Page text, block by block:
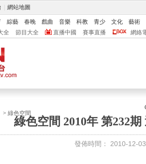
網站地圖
綜藝 春晚 戲曲 音樂 科教 青少 文化
藝術
全 節目大全 直播中國 賽事直播 網絡
> 綠色空間
綠色空間 2010年 第232
發佈時間： 2010-12-